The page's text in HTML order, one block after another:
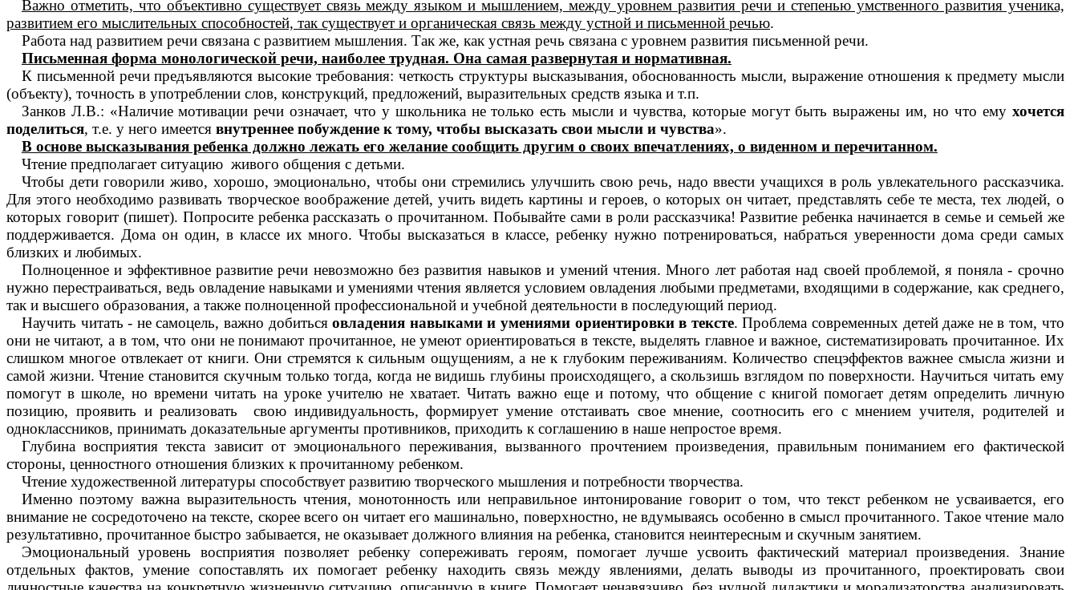
Важно отметить, что объективно существует связь между языком и мышлением, между уровнем развития речи и степенью умственного развития ученика,
развитием его мыслительных способностей, так существует и органическая связь между устной и письменной речью.
Работа над развитием речи связана с развитием мышления. Так же, как устная речь связана с уровнем развития письменной речи.
Письменная форма монологической речи, наиболее трудная. Она самая развернутая и нормативная.
К письменной речи предъявляются высокие требования: четкость структуры высказывания, обоснованность мысли, выражение отношения к предмету мысли
(объекту), точность в употреблении слов, конструкций, предложений, выразительных средств языка и т.п.
Занков Л.В.: «Наличие мотивации речи означает, что у школьника не только есть мысли и чувства, которые могут быть выражены им, но что ему хочется
поделиться, т.е. у него имеется внутреннее побуждение к тому, чтобы высказать свои мысли и чувства».
В основе высказывания ребенка должно лежать его желание сообщить другим о своих впечатлениях, о виденном и перечитанном.
Чтение предполагает ситуацию живого общения с детьми.
Чтобы дети говорили живо, хорошо, эмоционально, чтобы они стремились улучшить свою речь, надо ввести учащихся в роль увлекательного рассказчика.
Для этого необходимо развивать творческое воображение детей, учить видеть картины и героев, о которых он читает, представлять себе те места, тех людей, о
которых говорит (пишет). Попросите ребенка рассказать о прочитанном. Побывайте сами в роли рассказчика! Развитие ребенка начинается в семье и семьей же
поддерживается. Дома он один, в классе их много. Чтобы высказаться в классе, ребенку нужно потренироваться, набраться уверенности дома среди самых
близких и любимых.
Полноценное и эффективное развитие речи невозможно без развития навыков и умений чтения. Много лет работая над своей проблемой, я поняла - срочно
нужно перестраиваться, ведь овладение навыками и умениями чтения является условием овладения любыми предметами, входящими в содержание, как среднего,
так и высшего образования, а также полноценной профессиональной и учебной деятельности в последующий период.
Научить читать - не самоцель, важно добитьсяовладения навыками и умениями ориентировки в тексте. Проблема современных детей даже не в том, что
они не читают, а в том, что они не понимают прочитанное, не умеют ориентироваться в тексте, выделять главное и важное, систематизировать прочитанное. Их
слишком многое отвлекает от книги. Они стремятся к сильным ощущениям, а не к глубоким переживаниям. Количество спецэффектов важнее смысла жизни и
самой жизни. Чтение становится скучным только тогда, когда не видишь глубины происходящего, а скользишь взглядом по поверхности. Научиться читать ему
помогут в школе, но времени читать на уроке учителю не хватает. Читать важно еще и потому, что общение с книгой помогает детям определить личную
позицию, проявить и реализовать свою индивидуальность, формирует умение отстаивать свое мнение, соотносить его с мнением учителя, родителей и
одноклассников, принимать доказательные аргументы противников, приходить к соглашению в наше непростое время.
Глубина восприятия текста зависит от эмоционального переживания, вызванного прочтением произведения, правильным пониманием его фактической
стороны, ценностного отношения близких к прочитанному ребенком.
Чтение художественной литературы способствует развитию творческого мышления и потребности творчества.
Именно поэтому важна выразительность чтения, монотонность или неправильное интонирование говорит о том, что текст ребенком не усваивается, его
внимание не сосредоточено на тексте, скорее всего он читает его машинально, поверхностно, не вдумываясь особенно в смысл прочитанного. Такое чтение мало
результативно, прочитанное быстро забывается, не оказывает должного влияния на ребенка, становится неинтересным и скучным занятием.
Эмоциональный уровень восприятия позволяет ребенку сопереживать героям, помогает лучше усвоить фактический материал произведения. Знание
отдельных фактов, умение сопоставлять их помогает ребенку находить связь между явлениями, делать выводы из прочитанного, проектировать свои